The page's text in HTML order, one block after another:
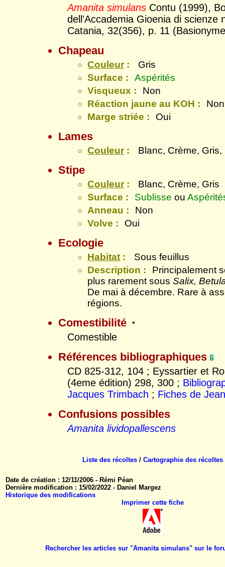
Amanita simulans Contu (1999),
dell'Accademia Gioenia di scienze
Catania, 32(356), p. 11
Chapeau
Couleur:
Gris
Surface :
Aspérités
Visqueux :
Non
Réaction jaune au KOH :
Non
Marge striée :
Oui
Lames
Couleur: Blanc, Crème,
Stipe
Couleur:
Blanc, Crème, Gris
Surface :
Sublisse ou
Anneau :
Non
Volve :
Oui
Ecologie
Habitat :
Sous feuillus
Description :
Principalement
plus rarement sousSalix,
De mai à décembre. Rare à
régions.
Comestibilité *
Comestible
Références bibliographiques
CD 825-312, 104 ; Eyssartier et
(4eme édition) 298, 300 ;
Jacques Trimbach ; Fiches de
Confusions possibles
Amanita lividopallescens
Liste des récoltes /Cartographie des récoltes
Date de création : 12/11/2006 - Rémi Péan
Dernière modification : 15/02/2022 - Daniel Margez
Historique des modifications
Imprimer cette fiche
Rechercher les articles sur "Amanita simulans" sur le